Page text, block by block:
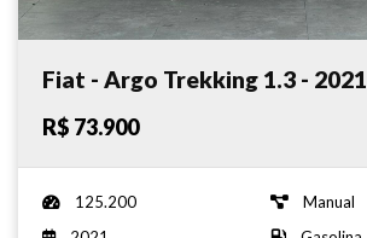
Fiat - Argo Trekking 1.3 - 2021
R$ 73.900
125.200
Manual